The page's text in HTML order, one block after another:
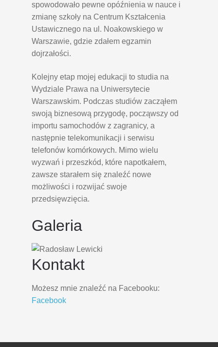
spowodowało pewne opóźnienia w nauce i
zmianę szkoły na Centrum Kształcenia
Ustawicznego na ul. Noakowskiego w
Warszawie, gdzie zdałem egzamin
dojrzałości.
Kolejny etap mojej edukacji to studia na
Wydziale Prawa na Uniwersytecie
Warszawskim. Podczas studiów zacząłem
swoją biznesową przygodę, począwszy od
importu samochodów z zagranicy, a
następnie telekomunikacji i serwisu
telefonów komórkowych. Mimo wielu
wyzwań i przeszkód, które napotkałem,
zawsze starałem się znaleźć nowe
możliwości i rozwijać swoje
przedsięwzięcia.
Galeria
Kontakt
Możesz mnie znaleźć na Facebooku:
Facebook